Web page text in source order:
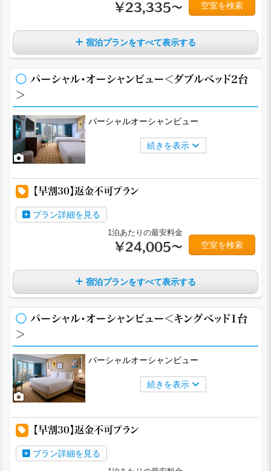
￥23,335～ 空室を検索
宿泊プランをすべて表示する
パーシャル・オーシャンビュー＜ダブルベッド2台
＞
パーシャルオーシャンビュー
続きを表示
【早割30】返金不可プラン
プラン詳細を見る
1泊あたりの最安料金
￥24,005～ 空室を検索
宿泊プランをすべて表示する
パーシャル・オーシャンビュー＜キングベッド1台
＞
パーシャルオーシャンビュー
続きを表示
【早割30】返金不可プラン
プラン詳細を見る